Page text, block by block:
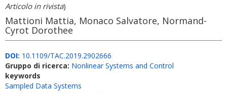
Articolo in rivista)
Mattioni Mattia, Monaco Salvatore, Normand-
Cyrot Dorothee
DOI: 10.1109/TAC.2019.2902666
Gruppo di ricerca: Nonlinear Systems and Control
keywords
Sampled Data Systems